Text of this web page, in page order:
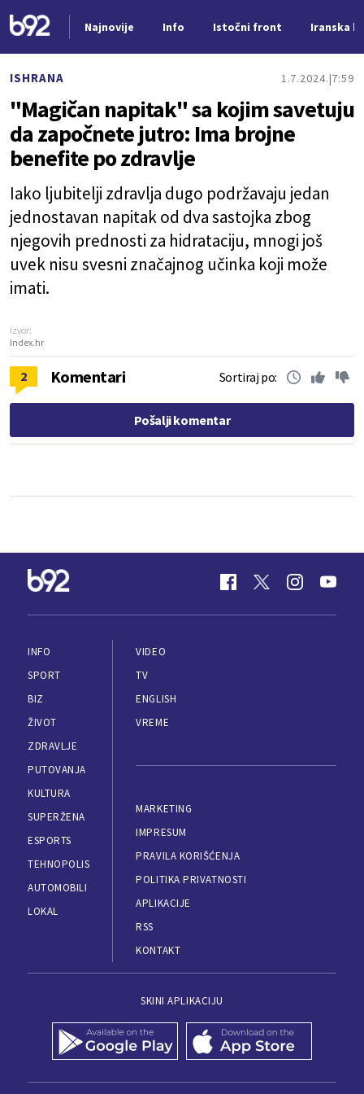
Najnovije Info Istočni front Iranska
ISHRANA 1.7.2024. 7:59
"Magičan napitak" sa kojim savetuju
da započnete jutro: Ima brojne
benefite po zdravlje
Iako ljubitelji zdravlja dugo podržavaju jedan
jednostavan napitak od dva sastojka zbog
njegovih prednosti za hidrataciju, mnogi još
uvek nisu svesni značajnog učinka koji može
imati.
Izvor:
Index.hr
2 Komentari Sortiraj po:
Pošalji komentar
INFO
SPORT
BIZ
ŽIVOT
ZDRAVLJE
PUTOVANJA
KULTURA
SUPERŽENA
ESPORTS
TEHNOPOLIS
AUTOMOBILI
LOKAL
VIDEO
TV
ENGLISH
VREME
MARKETING
IMPRESUM
PRAVILA KORIŠĆENJA
POLITIKA PRIVATNOSTI
APLIKACIJE
RSS
KONTAKT
SKINI APLIKACIJU